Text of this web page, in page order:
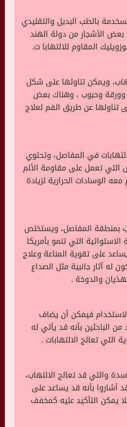
بالطب البديل والتقليدي
الأشجار من دولة الهند
المقاوم للالتهابا ت.
ويمكن تناولها على شكل
وورقة وحبوب ، وهناك بعض
تناولها عن طريق الفم لعلاج
في المفاصل، وتحتوي
تعمل على مقاومة الألم
الوسادات الحرارية لزيادة
بمنطقة المفاصل، ويستخلص
الاستوائية التي تنمو بأمريكا
على تقوية المناعة وعلاج
له آثار جانبية مثل الصداع
والدوخة .
فيمكن أن يضاف
الباحثين بأنه قد يأتي له
التي تعالج الالتهابات .
والتي قد تعالج الالتهاب،
أشاروا بأنه قد يساعد على
يمكن التأكيد عليه كمخفف